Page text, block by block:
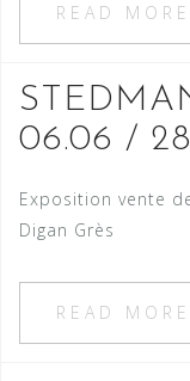
READ MORE
06.06 /
Exposition vente
Digan Grès
READ MORE